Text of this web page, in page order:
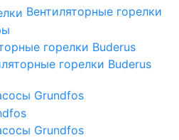
Вентиляторные горелки
горелки Buderus
горелки Buderus
Grundfos
Grundfos